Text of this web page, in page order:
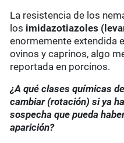
La resistencia de los
los imidazotiazoles
enormemente extendida
ovinos y caprinos, algo
reportada en porcinos.
¿A qué clases químicas
cambiar (rotación) si ya
sospecha que pueda
aparición?